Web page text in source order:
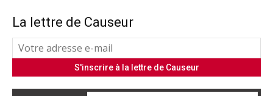
La lettre de Causeur